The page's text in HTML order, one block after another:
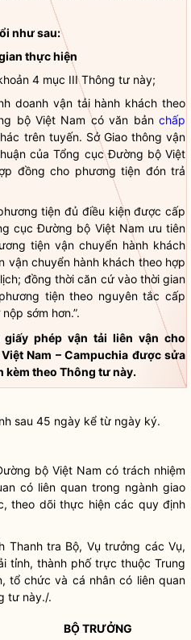
như sau:
thực hiện
4 mục III Thông tư này;
doanh vận tải hành khách theo
bộ Việt Nam có văn bản chấp
trên tuyến. Sở Giao thông vận
của Tổng cục Đường bộ Việt
đồng cho phương tiện đón trả
tiện đủ điều kiện được cấp
cục Đường bộ Việt Nam ưu tiên
tiện vận chuyển hành khách
vận chuyển hành khách theo hợp
đồng thời căn cứ vào thời gian
tiện theo nguyên tắc cấp
sớm hơn.”.
phép vận tải liên vận cho
Nam – Campuchia được sửa
kèm theo Thông tư này.
sau 45 ngày kể từ ngày ký.
bộ Việt Nam có trách nhiệm
có liên quan trong ngành giao
theo dõi thực hiện các quy định
Thanh tra Bộ, Vụ trưởng các Vụ,
tỉnh, thành phố trực thuộc Trung
tổ chức và cá nhân có liên quan
tư này./.
BỘ TRƯỞNG